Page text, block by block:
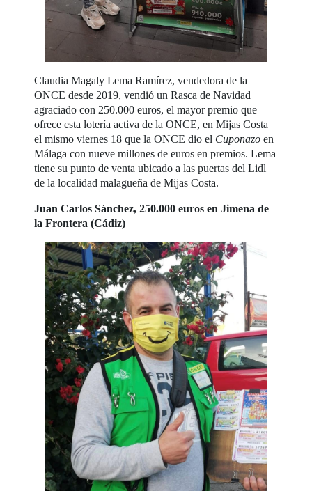
Claudia Magaly Lema Ramírez, vendedora de la
ONCE desde 2019, vendió un Rasca de Navidad
agraciado con 250.000 euros, el mayor premio que
ofrece esta lotería activa de la ONCE, en Mijas Costa
el mismo viernes 18 que la ONCE dio el Cuponazoen
Málaga con nueve millones de euros en premios. Lema
tiene su punto de venta ubicado a las puertas del Lidl
de la localidad malagueña de Mijas Costa.
Juan Carlos Sánchez, 250.000 euros en Jimena de
la Frontera (Cádiz)